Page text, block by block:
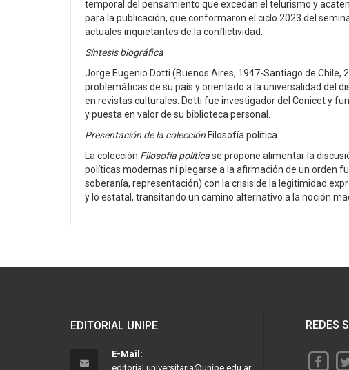
temporal del pensamiento que excedan el telurismo y
para la publicación, que conformaron el ciclo 2023 del
actuales inquietantes de la conflictividad.
Síntesis biográfica
Jorge Eugenio Dotti (Buenos Aires, 1947-Santiago de
problemáticas de su país y orientado a la universalidad del
en revistas culturales. Dotti fue investigador del Conicet y
y puesta en valor de su biblioteca personal.
Presentación de la colección Filosofía política
La colección Filosofía políticase propone alimentar la
políticas modernas ni plegarse a la afirmación de un orden
soberanía, representación) con la crisis de la legitimidad
y lo estatal, transitando un camino alternativo a la noción
EDITORIAL UNIPE
E-Mail:
editorial.universitaria@unipe.edu.ar
REDES